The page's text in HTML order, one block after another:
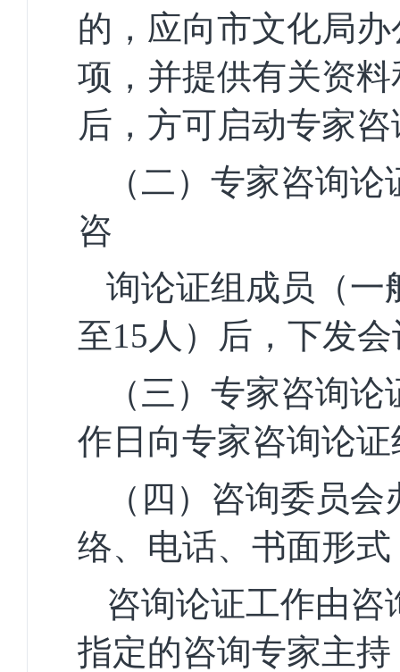
的，应向市文化局
项，并提供有关资
后，方可启动专家
（二）专家咨询
咨
询论证组成员（一
至15人）后，下发
（三）专家咨询
作 日向专家咨询论
（四）咨询委员
络、 电话、书面形
咨询论证工作由
指定的咨询专家主